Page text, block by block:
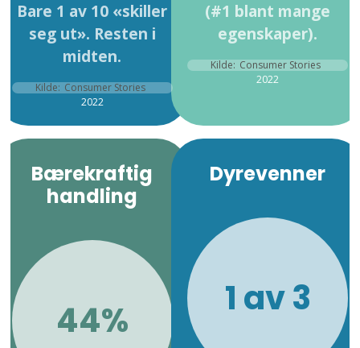
Bare 1 av 10 «skiller
seg ut». Resten i
midten.
Kilde: Consumer Stories
2022
(#1 blant mange
egenskaper).
Kilde: Consumer Stories
2022
Bærekraftig
handling
44%
Dyrevenner
1 av 3